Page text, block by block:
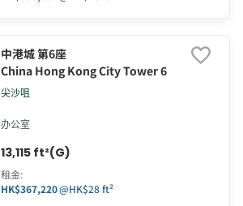
中港城 第6座
China Hong Kong City Tower 6
尖沙咀
办公室
13,115 ft²(G)
租金:
HK$367,220@HK$28 ft²